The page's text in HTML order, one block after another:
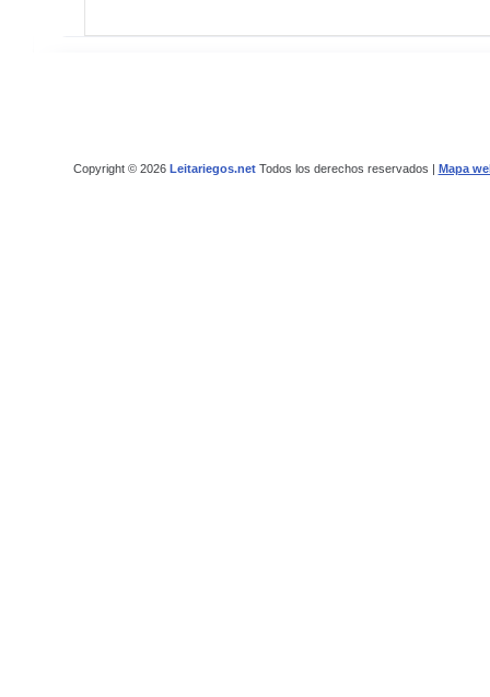
Copyright © 2026 Leitariegos.netTodos los derechos reservados | Mapa